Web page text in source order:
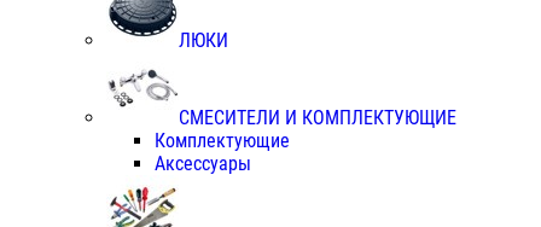
ЛЮКИ
СМЕСИТЕЛИ И КОМПЛЕКТУЮЩИЕ
Комплектующие
Аксессуары